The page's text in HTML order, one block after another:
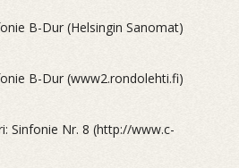
B-Dur (Helsingin Sanomat)
B-Dur (www2.rondolehti.fi)
Sinfonie Nr. 8 (http://www.c-